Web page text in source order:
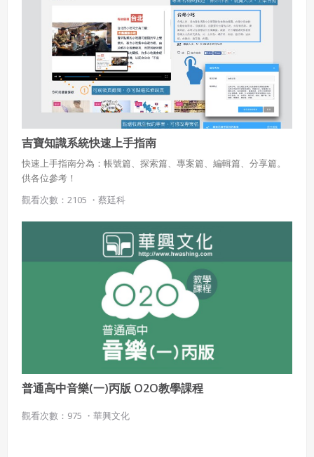
吉寶知識系統快速上手指南
快速上手指南分為：帳號篇、探索篇、專案篇、編輯篇、分享篇。
供各位參考！
觀看次數：2105 ・ 蔡廷科
普通高中音樂(一)丙版 O2O教學課程
觀看次數：975 ・ 華興文化